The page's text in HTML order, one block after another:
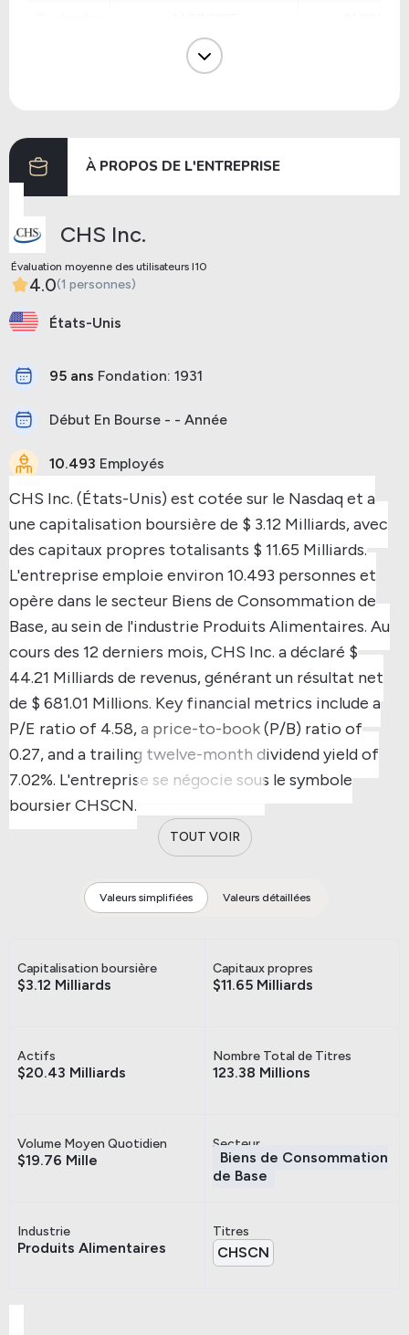
16/12/2024
À PROPOS DE L'ENTREPRISE
CHS Inc.
Évaluation moyenne des utilisateurs I10
4.0(1 personnes)
États-Unis
95 ans Fondation: 1931
Début En Bourse - - Année
10.493 Employés
CHS Inc. (États-Unis) est cotée sur le Nasdaq et a
une capitalisation boursière de $ 3.12 Milliards, avec
des capitaux propres totalisants $ 11.65 Milliards.
L'entreprise emploie environ 10.493 personnes et
opère dans le secteur Biens de Consommation de
Base, au sein de l'industrie Produits Alimentaires. Au
cours des 12 derniers mois, CHS Inc. a déclaré $
44.21 Milliards de revenus, générant un résultat net
de $ 681.01 Millions. Key financial metrics include a
P/E ratio of 4.58, a price-to-book (P/B) ratio of
0.27, and a trailing twelve-month dividend yield of
7.02%. L'entreprise se négocie sous le symbole
boursier CHSCN.
TOUT VOIR
Valeurs simplifiées Valeurs détaillées
Capitalisation boursière
$3.12 Milliards
Capitaux propres
$11.65 Milliards
Actifs
$20.43 Milliards
Nombre Total de Titres
123.38 Millions
Volume Moyen Quotidien
$19.76 Mille
Secteur
Biens de Consommation
de Base
Industrie
Produits Alimentaires
Titres
CHSCN